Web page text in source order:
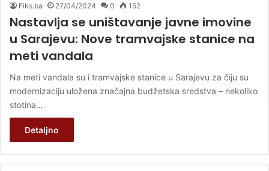
Fiks.ba 27/04/2024 0 152
Nastavlja se uništavanje javne imovine
u Sarajevu: Nove tramvajske stanice na
meti vandala
Na meti vandala su i tramvajske stanice u Sarajevu za čiju su
modernizaciju uložena značajna budžetska sredstva – nekoliko
stotina…
Detaljno